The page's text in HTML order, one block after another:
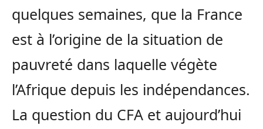
quelques semaines, que la France
est à l’origine de la situation de
pauvreté dans laquelle végète
l’Afrique depuis les indépendances.
La question du CFA et aujourd’hui